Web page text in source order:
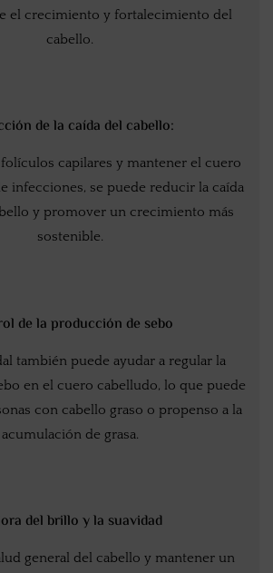
el crecimiento y fortalecimiento del
cabello.
de la caída del cabello:
capilares y mantener el cuero
infecciones, se puede reducir la caída
y promover un crecimiento más
sostenible.
de la producción de sebo
también puede ayudar a regular la
en el cuero cabelludo, lo que puede
con cabello graso o propenso a la
acumulación de grasa.
del brillo y la suavidad
general del cabello y mantener un